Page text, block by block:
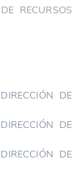
RECURSOS
DE
DE
DE